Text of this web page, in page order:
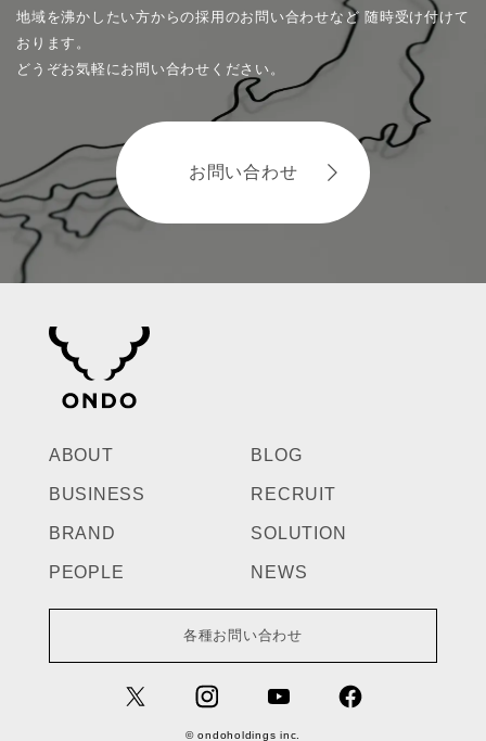
地域を沸かしたい方からの採用のお問い合わせなど 随時受け付けて
おります。
どうぞお気軽にお問い合わせください。
お問い合わせ
ABOUT
BUSINESS
BRAND
PEOPLE
BLOG
RECRUIT
SOLUTION
NEWS
各種お問い合わせ
© ondoholdings inc.